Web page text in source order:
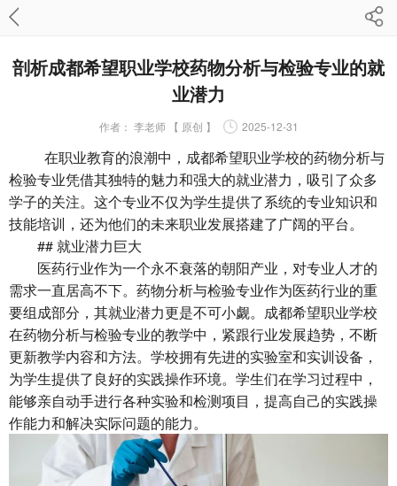
剖析成都希望职业学校药物分析与检验专业的就
业潜力
作者： 李老师 【 原创 】 2025-12-31
在职业教育的浪潮中，成都希望职业学校的药物分析与
检验专业凭借其独特的魅力和强大的就业潜力，吸引了众多
学子的关注。这个专业不仅为学生提供了系统的专业知识和
技能培训，还为他们的未来职业发展搭建了广阔的平台。
## 就业潜力巨大
医药行业作为一个永不衰落的朝阳产业，对专业人才的
需求一直居高不下。药物分析与检验专业作为医药行业的重
要组成部分，其就业潜力更是不可小觑。成都希望职业学校
在药物分析与检验专业的教学中，紧跟行业发展趋势，不断
更新教学内容和方法。学校拥有先进的实验室和实训设备，
为学生提供了良好的实践操作环境。学生们在学习过程中，
能够亲自动手进行各种实验和检测项目，提高自己的实践操
作能力和解决实际问题的能力。